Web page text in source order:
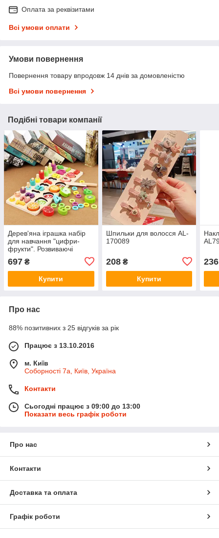
Оплата за реквізитами
Всі умови оплати
Умови повернення
Повернення товару впродовж 14 днів за домовленістю
Всі умови повернення
Подібні товари компанії
Дерев'яна іграшка набір
для навчання "цифри-
фрукти". Розвиваючі
іграшки для дітей, AL2229-
00
697 ₴
Купити
Шпильки для волосся AL-
170089
208₴
Купити
236
Про нас
88% позитивних з 25 відгуків за рік
Працює з 13.10.2016
м. Київ
Соборності 7а, Київ, Україна
Контакти
Сьогодні працює з 09:00 до 13:00
Показати весь графік роботи
Про нас
Контакти
Доставка та оплата
Графік роботи